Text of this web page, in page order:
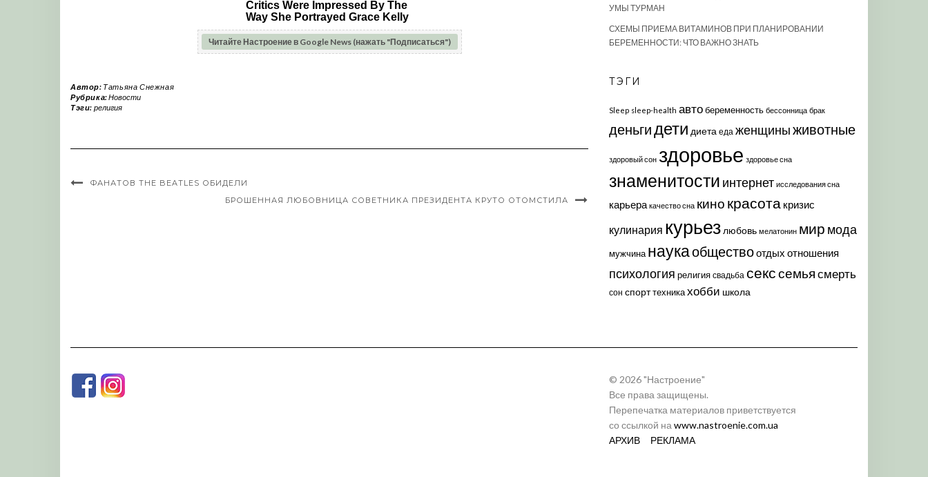
Читайте Настроение в Google News (нажать "Подписаться")
Автор: Татьяна Снежная
Рубрика:Новости
Тэги: религия
ФАНАТОВ THE BEATLES ОБИДЕЛИ
БРОШЕННАЯ ЛЮБОВНИЦА СОВЕТНИКА ПРЕЗИДЕНТА КРУТО ОТОМСТИЛА
УМЫ ТУРМАН
СХЕМЫ ПРИЕМА ВИТАМИНОВ ПРИ ПЛАНИРОВАНИИ
БЕРЕМЕННОСТИ: ЧТО ВАЖНО ЗНАТЬ
ТЭГИ
Sleep sleep-health автобеременность бессонница брак
деньгидети диета еда женщиныживотные
здоровый сон здоровье здоровье сна
знаменитости интернет исследования сна
карьера качество сна кино красота кризис
кулинария курьез любовь мелатонин мир мода
мужчина наукаобществоотдых отношения
психология религия свадьба секссемья смерть
сон спорттехникахобби школа
© 2026 "Настроение"
Все права защищены.
Перепечатка материалов приветствуется
со ссылкой на www.nastroenie.com.ua
АРХИВ
РЕКЛАМА